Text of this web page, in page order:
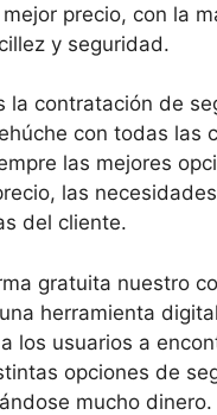
precio, con la
y seguridad.
la contratación de
con todas las
las mejores
las
del cliente.
gratuita nuestro
herramienta
los usuarios a
opciones de
mucho dinero.